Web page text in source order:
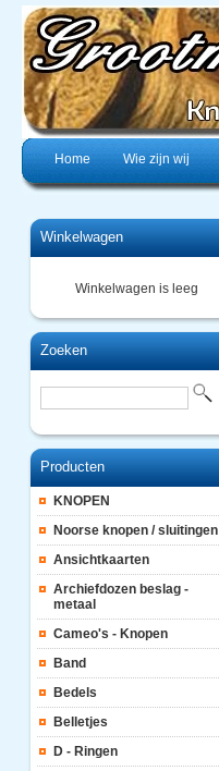
Home Wie zijn wij
Winkelwagen
Winkelwagen is leeg
Zoeken
Producten
KNOPEN
Noorse knopen / sluitingen
Ansichtkaarten
Archiefdozen beslag -
metaal
Cameo's - Knopen
Band
Bedels
Belletjes
D - Ringen